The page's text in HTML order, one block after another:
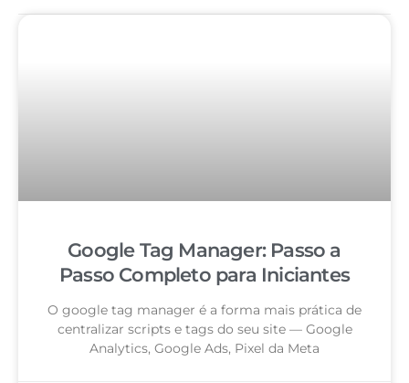
Google Tag Manager: Passo a
Passo Completo para Iniciantes
O google tag manager é a forma mais prática de
centralizar scripts e tags do seu site — Google
Analytics, Google Ads, Pixel da Meta